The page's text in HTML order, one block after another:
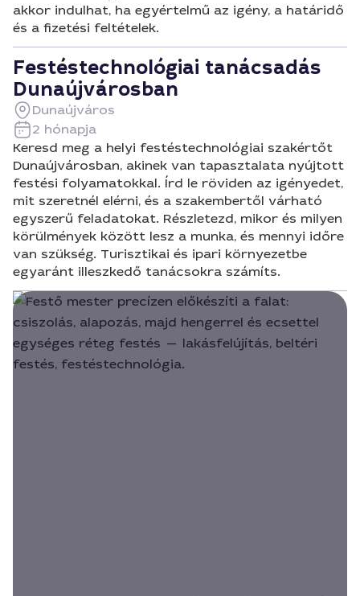
akkor indulhat, ha egyértelmű az igény, a határidő
és a fizetési feltételek.
Festéstechnológiai tanácsadás
Dunaújvárosban
Dunaújváros
2 hónapja
Keresd meg a helyi festéstechnológiai szakértőt
Dunaújvárosban, akinek van tapasztalata nyújtott
festési folyamatokkal. Írd le röviden az igényedet,
mit szeretnél elérni, és a szakembertől várható
egyszerű feladatokat. Részletezd, mikor és milyen
körülmények között lesz a munka, és mennyi időre
van szükség. Turisztikai és ipari környezetbe
egyaránt illeszkedő tanácsokra számíts.